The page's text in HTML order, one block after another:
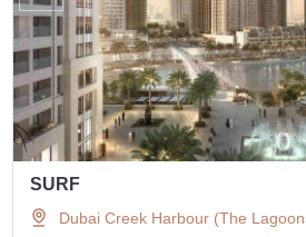
SURF
Dubai Creek Harbour (The